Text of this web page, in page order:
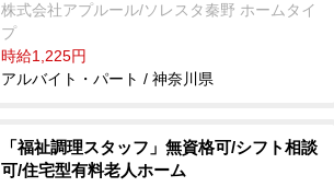
株式会社アプルール/ソレスタ秦野 ホームタイ
プ
時給1,225円
アルバイト・パート / 神奈川県
「福祉調理スタッフ」無資格可/シフト相談
可/住宅型有料老人ホーム